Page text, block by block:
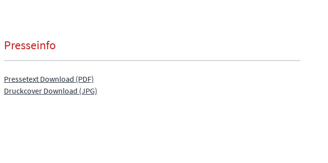
Presseinfo
Pressetext Download (PDF)
Druckcover Download (JPG)